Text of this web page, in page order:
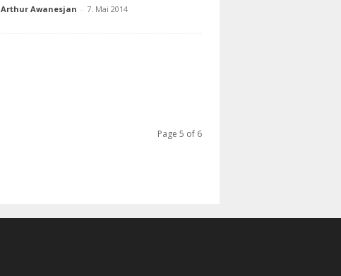
Arthur Awanesjan - 7. Mai 2014
Page 5 of 6